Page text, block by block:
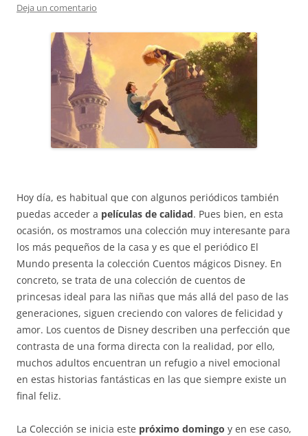
Deja un comentario
Hoy día, es habitual que con algunos periódicos también
puedas acceder a películas de calidad. Pues bien, en esta
ocasión, os mostramos una colección muy interesante para
los más pequeños de la casa y es que el periódico El
Mundo presenta la colección Cuentos mágicos Disney. En
concreto, se trata de una colección de cuentos de
princesas ideal para las niñas que más allá del paso de las
generaciones, siguen creciendo con valores de felicidad y
amor. Los cuentos de Disney describen una perfección que
contrasta de una forma directa con la realidad, por ello,
muchos adultos encuentran un refugio a nivel emocional
en estas historias fantásticas en las que siempre existe un
final feliz.
La Colección se inicia este próximo domingo y en ese caso,